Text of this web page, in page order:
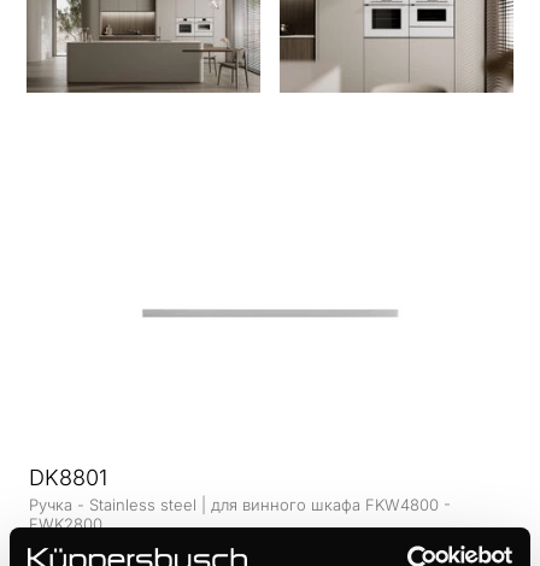
DK8801
Ручка - Stainless steel | для винного шкафа FKW4800 -
FWK2800